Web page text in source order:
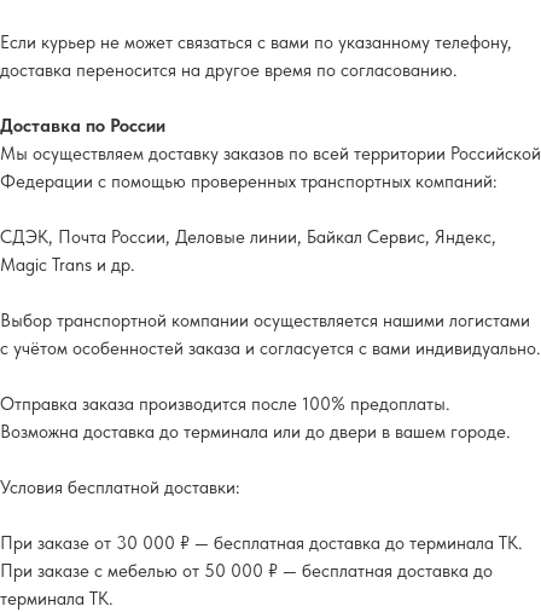
Если курьер не может связаться с вами по указанному телефону,
доставка переносится на другое время по согласованию.
Доставка по России
Мы осуществляем доставку заказов по всей территории Российской
Федерации с помощью проверенных транспортных компаний:
СДЭК, Почта России, Деловые линии, Байкал Сервис, Яндекс,
Magic Trans и др.
Выбор транспортной компании осуществляется нашими логистами
с учётом особенностей заказа и согласуется с вами индивидуально.
Отправка заказа производится после 100% предоплаты.
Возможна доставка до терминала или до двери в вашем городе.
Условия бесплатной доставки:
При заказе от 30 000 ₽ — бесплатная доставка до терминала ТК.
При заказе с мебелью от 50 000 ₽ — бесплатная доставка до
терминала ТК.